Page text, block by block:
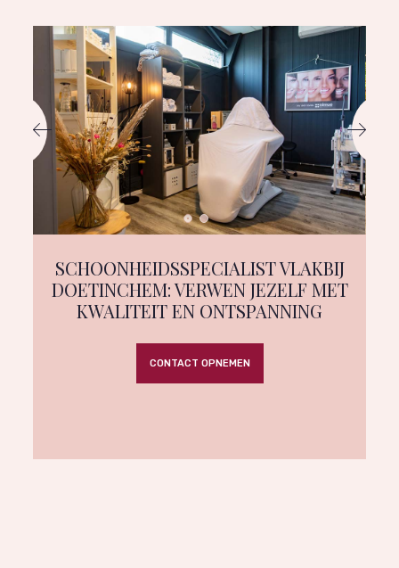
OVER ONS
CONTACT
SCHOONHEIDSSPECIALIST VLAKBIJ
DOETINCHEM: VERWEN JEZELF MET
KWALITEIT EN ONTSPANNING
CONTACT OPNEMEN